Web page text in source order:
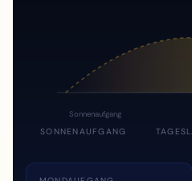
Sonnenaufgang
SONNENAUFGANG